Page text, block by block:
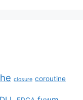
closure coroutine